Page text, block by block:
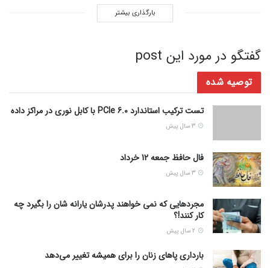
بارگذاری بیشتر
گفتگو در مورد این post
توصیه شده
تست ترکیب استاندارد PCIe 6.0 با کابل نوری در مراکز داده
فال حافظ جمعه 12 خرداد
مجردهایی که نمی خواهند پدرشان یارانه شان را بگیرد چه
کار کنند!؟
بارداری پاهای زنان را برای همیشه تغییر می‌دهد